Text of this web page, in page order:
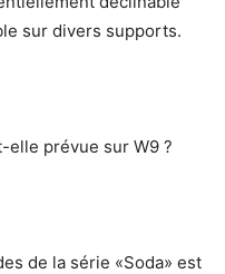
sur divers supports.
elle prévue sur W9 ?
de la série «Soda» est